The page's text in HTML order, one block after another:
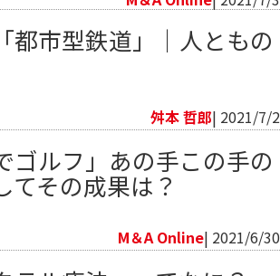
都市型鉄道」｜人ともの
舛本 哲郎| 2021/7/2
ゴルフ」あの手この手の
その成果は？
M＆A Online| 2021/6/30